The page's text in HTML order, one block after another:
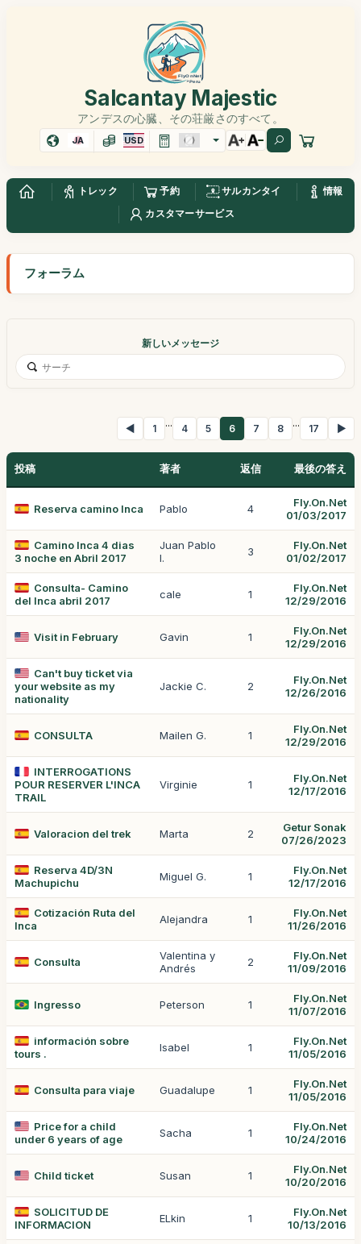
Salcantay Majestic
アンデスの心臓、その荘厳さのすべて。
JA USD
トレック 予約 サルカンタイ
情報
カスタマーサービス
フォーラム
新しいメッセージ
◀ 1 ... 4 5 6 7 8 ... 17 ▶
投稿 著者 返信 最後の答え
Reserva camino Inca Pablo 4
Fly.On.Net
01/03/2017
Camino Inca 4 dias
3 noche en Abril 2017
Juan Pablo
I.
3
Fly.On.Net
01/02/2017
Consulta- Camino
del Inca abril 2017
cale 1
Fly.On.Net
12/29/2016
Visit in February Gavin 1
Fly.On.Net
12/29/2016
Can't buy ticket via
your website as my
nationality
Jackie C. 2
Fly.On.Net
12/26/2016
CONSULTA Mailen G. 1
Fly.On.Net
12/29/2016
INTERROGATIONS
POUR RESERVER L'INCA
TRAIL
Virginie 1
Fly.On.Net
12/17/2016
Valoracion del trek Marta 2
Getur Sonak
07/26/2023
Reserva 4D/3N
Machupichu
Miguel G. 1
Fly.On.Net
12/17/2016
Cotización Ruta del
Inca
Alejandra 1
Fly.On.Net
11/26/2016
Consulta
Valentina y
Andrés
2
Fly.On.Net
11/09/2016
Ingresso Peterson 1
Fly.On.Net
11/07/2016
información sobre
tours .
Isabel 1
Fly.On.Net
11/05/2016
Consulta para viaje Guadalupe 1
Fly.On.Net
11/05/2016
Price for a child
under 6 years of age
Sacha 1
Fly.On.Net
10/24/2016
Child ticket Susan 1
Fly.On.Net
10/20/2016
SOLICITUD DE
INFORMACION
ELkin 1
Fly.On.Net
10/13/2016